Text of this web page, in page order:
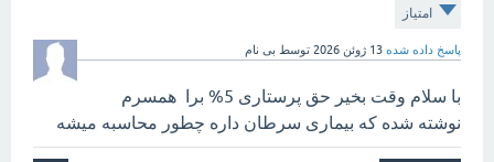
امتیاز
پاسخ داده شده 13 ژوئن 2026 توسط بی نام
با سلام وقت بخیر حق پرستاری 5% برا همسرم
نوشته شده که بیماری سرطان داره چطور محاسبه میشه